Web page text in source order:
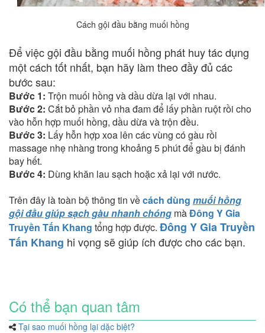
Cách gội đầu bằng muối hồng
Để việc gội đầu bằng muối hồng phát huy tác dụng
một cách tốt nhất, bạn hãy làm theo đầy đủ các
bước sau:
Bước 1: Trộn muối hồng và dầu dừa lại với nhau.
Bước 2: Cắt bỏ phần vỏ nha đam để lấy phần ruột rồi cho
vào hỗn hợp muối hồng, dầu dừa và trộn đều.
Bước 3: Lấy hỗn hợp xoa lên các vùng có gàu rồi
massage nhẹ nhàng trong khoảng 5 phút để gàu bị đánh
bay hết.
Bước 4: Dùng khăn lau sạch hoặc xả lại với nước.
Trên đây là toàn bộ thông tin vềcách dùng muối hồng
gội đầu giúp sạch gàu nhanh chóng màĐông Y Gia
Truyền Tấn Khang tổng hợp được. Đông Y Gia Truyền
Tấn Khang hi vọng sẽ giúp ích được cho các bạn.
Có thể bạn quan tâm
Tại sao muối hồng lại dặc biệt?